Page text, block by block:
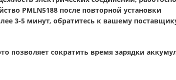
PMLN5188 после повторной установки
3-5 минут, обратитесь к вашему
позволяет сократить время зарядки